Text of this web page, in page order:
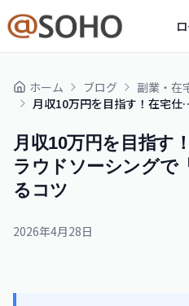
ホーム ブログ
副業・在
月収10万円を目指す！在宅
月収10万円を目指す
ラウドソーシングで
るコツ
2026年4月28日